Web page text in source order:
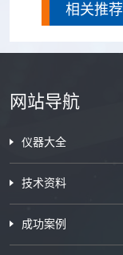
相关推荐
网站导航
仪器大全
技术资料
成功案例